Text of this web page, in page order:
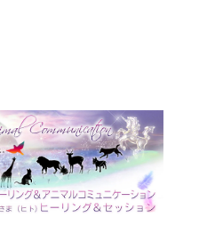
豊かさを受け取る♪豊かさ・豊かさの循環／エネルギーカード